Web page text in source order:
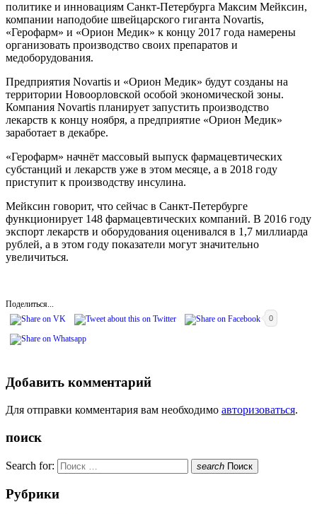
политике и инновациям Санкт-Петербурга Максим Мейксин,
компании наподобие швейцарского гиганта Novartis,
«Герофарм» и «Орион Медик» к концу 2017 года намерены
организовать производство своих препаратов и
медоборудования.
Предприятия Novartis и «Орион Медик» будут созданы на
территории Новоорловской особой экономической зоны.
Компания Novartis планирует запустить производство
лекарств к концу ноября, а предприятие «Орион Медик»
заработает в декабре.
«Герофарм» начнёт массовый выпуск фармацевтических
субстанций и лекарств уже в этом месяце, а в 2018 году
приступит к производству инсулина.
Мейксин говорит, что сейчас в Санкт-Петербурге
функционирует 148 фармацевтических компаний. В 2016 году
экспорт лекарств и оборудования оценивался в 1,7 миллиарда
рублей, а в этом году показатели могут значительно
увеличиться.
Поделиться...
0
Добавить комментарий
Для отправки комментария вам необходимо авторизоваться.
поиск
Search for: search Поиск
Рубрики